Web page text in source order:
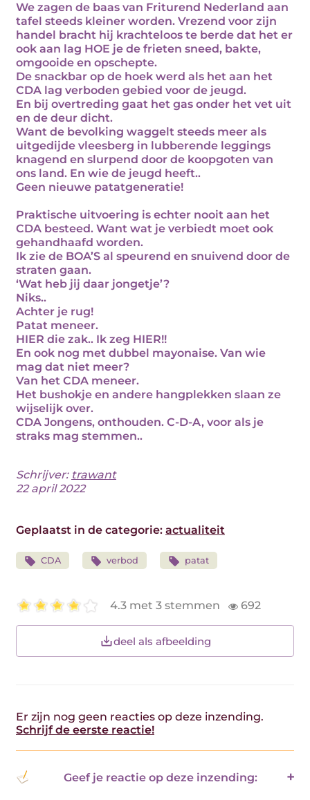
We zagen de baas van Friturend Nederland aan
tafel steeds kleiner worden. Vrezend voor zijn
handel bracht hij krachteloos te berde dat het er
ook aan lag HOE je de frieten sneed, bakte,
omgooide en opschepte.
De snackbar op de hoek werd als het aan het
CDA lag verboden gebied voor de jeugd.
En bij overtreding gaat het gas onder het vet uit
en de deur dicht.
Want de bevolking waggelt steeds meer als
uitgedijde vleesberg in lubberende leggings
knagend en slurpend door de koopgoten van
ons land. En wie de jeugd heeft..
Geen nieuwe patatgeneratie!
Praktische uitvoering is echter nooit aan het
CDA besteed. Want wat je verbiedt moet ook
gehandhaafd worden.
Ik zie de BOA’S al speurend en snuivend door de
straten gaan.
‘Wat heb jij daar jongetje’?
Niks..
Achter je rug!
Patat meneer.
HIER die zak.. Ik zeg HIER!!
En ook nog met dubbel mayonaise. Van wie
mag dat niet meer?
Van het CDA meneer.
Het bushokje en andere hangplekken slaan ze
wijselijk over.
CDA Jongens, onthouden. C-D-A, voor als je
straks mag stemmen..
Schrijver: trawant
22 april 2022
Geplaatst in de categorie: actualiteit
CDA verbod patat
4.3 met 3 stemmen 692
deel als afbeelding
Er zijn nog geen reacties op deze inzending.
Schrijf de eerste reactie!
Geef je reactie op deze inzending: